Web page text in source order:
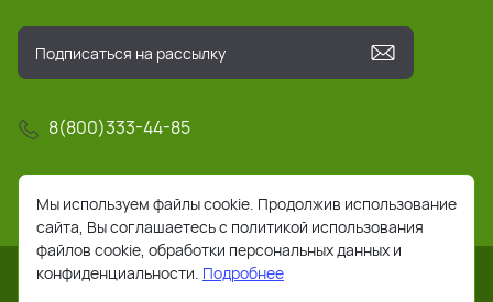
8(800)333-44-85
info@pochta-rts.ru
Мы используем файлы cookie. Продолжив использование
сайта, Вы соглашаетесь с политикой использования
файлов cookie, обработки персональных данных и
конфиденциальности. Подробнее